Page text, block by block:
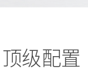
顶级配置